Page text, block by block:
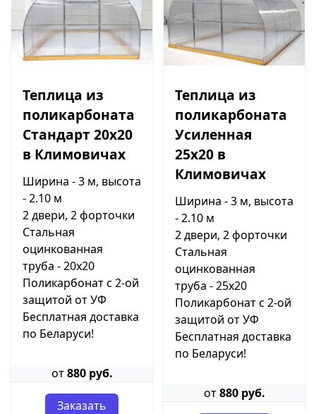
Теплица из
поликарбоната
Стандарт 20х20
в Климовичах
Ширина - 3 м, высота
- 2.10 м
2 двери, 2 форточки
Стальная
оцинкованная
труба - 20х20
Поликарбонат с 2-ой
защитой от УФ
Бесплатная доставка
по Беларуси!
от880 руб.
Заказать
Теплица из
поликарбоната
Усиленная
25х20 в
Климовичах
Ширина - 3 м, высота
- 2.10 м
2 двери, 2 форточки
Стальная
оцинкованная
труба - 25х20
Поликарбонат с 2-ой
защитой от УФ
Бесплатная доставка
по Беларуси!
от880 руб.